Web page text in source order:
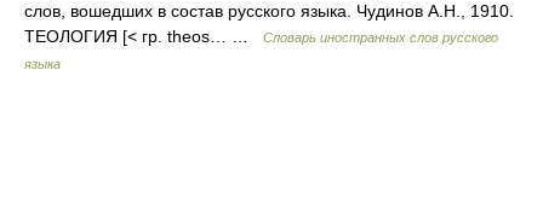
слов, вошедших в состав русского языка. Чудинов А.Н., 1910.
ТЕОЛОГИЯ [< гр. theos… …
Словарь иностранных слов русского
языка